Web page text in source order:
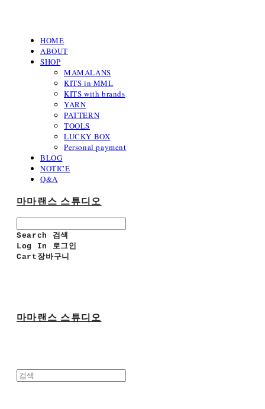
HOME
ABOUT
SHOP
MAMALANS
KITS in MML
KITS with brands
YARN
PATTERN
TOOLS
LUCKY BOX
Personal payment
BLOG
NOTICE
Q&A
마마랜스 스튜디오
Search
검색
Log In
로그인
Cart 장바구니
마마랜스 스튜디오